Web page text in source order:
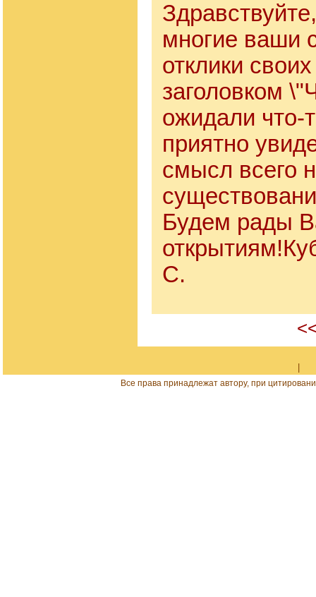
многие ваши
отклики
заголовком
ожидали что-
приятно
смысл всего
Будем рады
С.
Все права принадлежат автору, при